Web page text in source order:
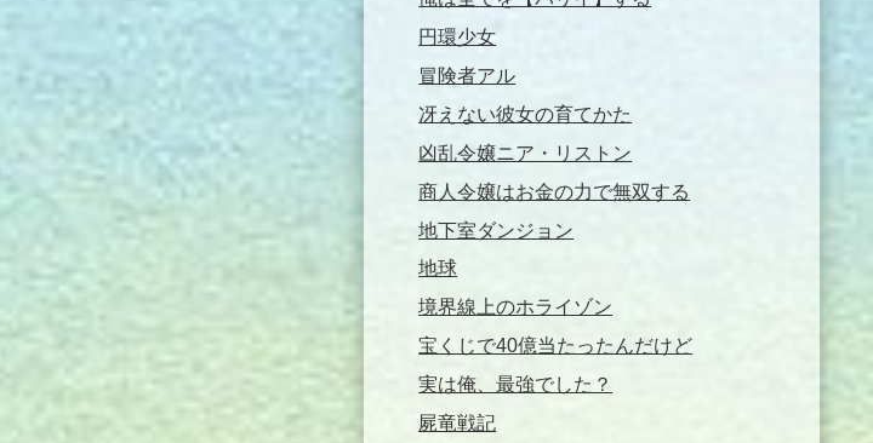
円環少女
冒険者アル
冴えない彼女の育てかた
凶乱令嬢ニア・リストン
商人令嬢はお金の力で無双する
地下室ダンジョン
地球
境界線上のホライゾン
宝くじで40億当たったんだけど
実は俺、最強でした？
屍竜戦記